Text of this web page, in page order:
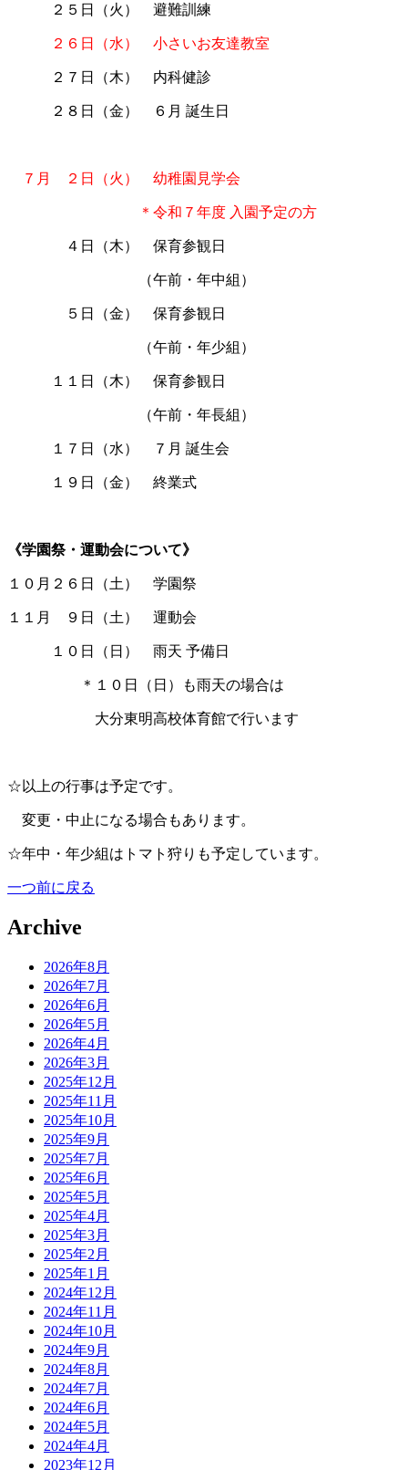
２５日（火） 避難訓練
２６日（水） 小さいお友達教室
２７日（木） 内科健診
２８日（金） ６月 誕生日
７月 ２日（火） 幼稚園見学会
＊令和７年度 入園予定の方
４日（木） 保育参観日
（午前・年中組）
５日（金） 保育参観日
（午前・年少組）
１１日（木） 保育参観日
（午前・年長組）
１７日（水） ７月 誕生会
１９日（金） 終業式
《学園祭・運動会について》
１０月２６日（土） 学園祭
１１月 ９日（土） 運動会
１０日（日） 雨天 予備日
＊１０日（日）も雨天の場合は
大分東明高校体育館で行います
☆以上の行事は予定です。
変更・中止になる場合もあります。
☆年中・年少組はトマト狩りも予定しています。
一つ前に戻る
Archive
2026年8月
2026年7月
2026年6月
2026年5月
2026年4月
2026年3月
2025年12月
2025年11月
2025年10月
2025年9月
2025年7月
2025年6月
2025年5月
2025年4月
2025年3月
2025年2月
2025年1月
2024年12月
2024年11月
2024年10月
2024年9月
2024年8月
2024年7月
2024年6月
2024年5月
2024年4月
2023年12月